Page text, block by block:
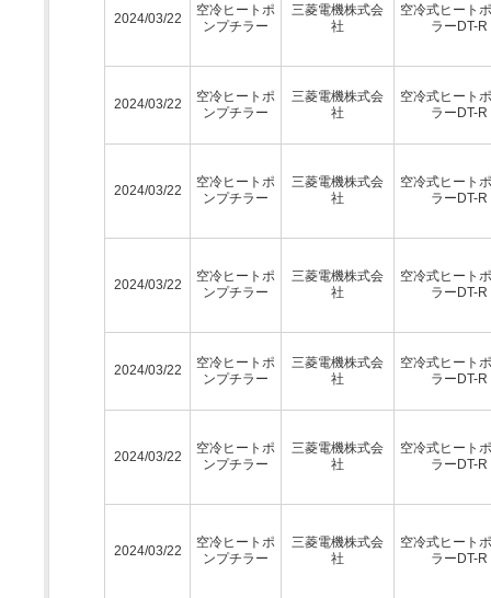
2024/03/22
空冷ヒートポ
ンプチラー
三菱電機株式会
社
空冷式ヒート
ラーDT-
2024/03/22
空冷ヒートポ
ンプチラー
三菱電機株式会
社
空冷式ヒート
ラーDT-
2024/03/22
空冷ヒートポ
ンプチラー
三菱電機株式会
社
空冷式ヒート
ラーDT-
2024/03/22
空冷ヒートポ
ンプチラー
三菱電機株式会
社
空冷式ヒート
ラーDT-
2024/03/22
空冷ヒートポ
ンプチラー
三菱電機株式会
社
空冷式ヒート
ラーDT-
2024/03/22
空冷ヒートポ
ンプチラー
三菱電機株式会
社
空冷式ヒート
ラーDT-
2024/03/22
空冷ヒートポ
ンプチラー
三菱電機株式会
社
空冷式ヒート
ラーDT-